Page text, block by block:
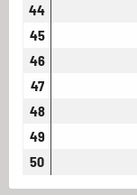
44
45
46
47
48
49
50